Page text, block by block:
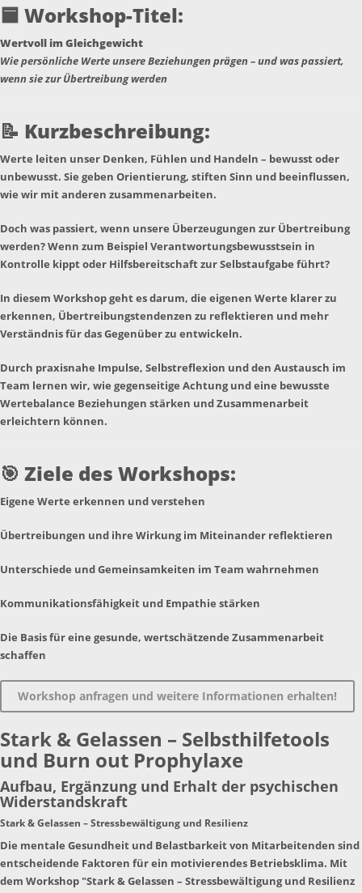
🟦 Workshop-Titel:
Wertvoll im Gleichgewicht
Wie persönliche Werte unsere Beziehungen prägen – und was passiert,
wenn sie zur Übertreibung werden
📝 Kurzbeschreibung:
Werte leiten unser Denken, Fühlen und Handeln – bewusst oder
unbewusst. Sie geben Orientierung, stiften Sinn und beeinflussen,
wie wir mit anderen zusammenarbeiten.
Doch was passiert, wenn unsere Überzeugungen zur Übertreibung
werden? Wenn zum Beispiel Verantwortungsbewusstsein in
Kontrolle kippt oder Hilfsbereitschaft zur Selbstaufgabe führt?
In diesem Workshop geht es darum, die eigenen Werte klarer zu
erkennen, Übertreibungstendenzen zu reflektieren und mehr
Verständnis für das Gegenüber zu entwickeln.
Durch praxisnahe Impulse, Selbstreflexion und den Austausch im
Team lernen wir, wie gegenseitige Achtung und eine bewusste
Wertebalance Beziehungen stärken und Zusammenarbeit
erleichtern können.
🎯 Ziele des Workshops:
Eigene Werte erkennen und verstehen
Übertreibungen und ihre Wirkung im Miteinander reflektieren
Unterschiede und Gemeinsamkeiten im Team wahrnehmen
Kommunikationsfähigkeit und Empathie stärken
Die Basis für eine gesunde, wertschätzende Zusammenarbeit
schaffen
Workshop anfragen und weitere Informationen erhalten!
Stark & Gelassen – Selbsthilfetools
und Burn out Prophylaxe
Aufbau, Ergänzung und Erhalt der psychischen
Widerstandskraft
Stark & Gelassen – Stressbewältigung und Resilienz
Die mentale Gesundheit und Belastbarkeit von Mitarbeitenden sind
entscheidende Faktoren für ein motivierendes Betriebsklima. Mit
dem Workshop "Stark & Gelassen – Stressbewältigung und Resilienz